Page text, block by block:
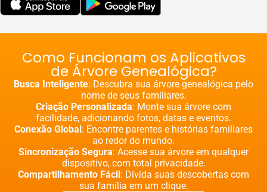
Como Funcionam os Aplicativos
de Árvore Genealógica?
Busca Inteligente: Descubra sua árvore genealógica pelo
nome de seus familiares.
Criação Personalizada: Monte sua árvore com
facilidade, adicionando fotos, datas e eventos.
Conexão Global: Encontre parentes e histórias familiares
ao redor do mundo.
Sincronização Segura: Acesse sua árvore em qualquer
dispositivo, com total privacidade.
Compartilhamento Fácil: Divida suas descobertas com
sua família em um clique.